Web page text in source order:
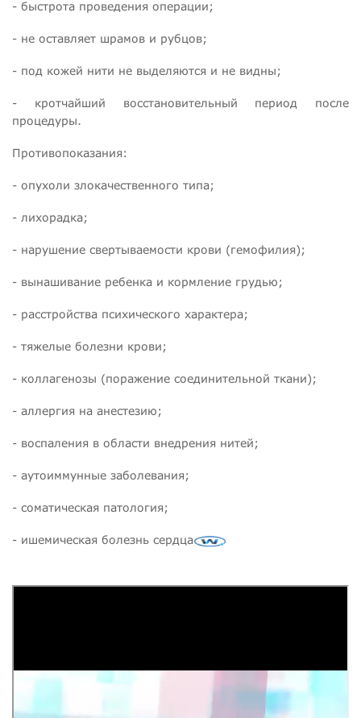
- быстрота проведения операции;
- не оставляет шрамов и рубцов;
- под кожей нити не выделяются и не видны;
- кротчайший восстановительный период после
процедуры.
Противопоказания:
- опухоли злокачественного типа;
- лихорадка;
- нарушение свертываемости крови (гемофилия);
- вынашивание ребенка и кормление грудью;
- расстройства психического характера;
- тяжелые болезни крови;
- коллагенозы (поражение соединительной ткани);
- аллергия на анестезию;
- воспаления в области внедрения нитей;
- аутоиммунные заболевания;
- соматическая патология;
- ишемическая болезнь сердца